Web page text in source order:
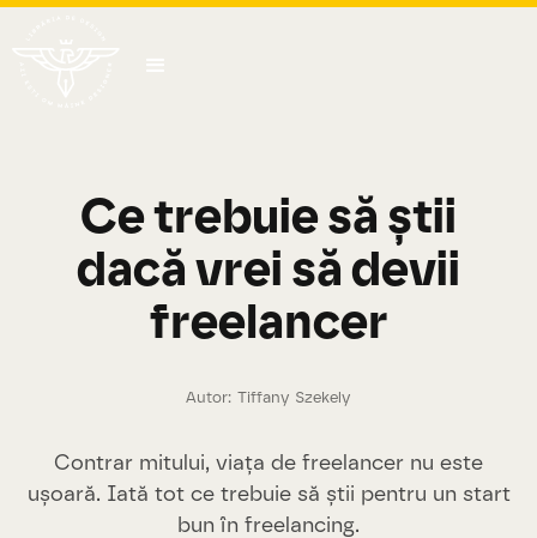
Ce trebuie să știi
dacă vrei să devii
freelancer
Autor: Tiffany Szekely
Contrar mitului, viața de freelancer nu este
ușoară. Iată tot ce trebuie să știi pentru un start
bun în freelancing.